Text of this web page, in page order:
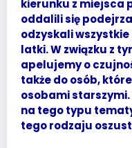
kierunku z miejsca
oddalili się
odzyskali
latki. W związku z
apelujemy o
także do osób,
osobami
na tego typu
tego rodzaju